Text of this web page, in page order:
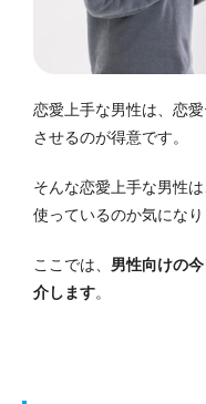
恋愛上手な男性は、恋
させるのが得意です。
そんな恋愛上手な男性
使っているのか気になり
ここでは、 男性向けの
介します。